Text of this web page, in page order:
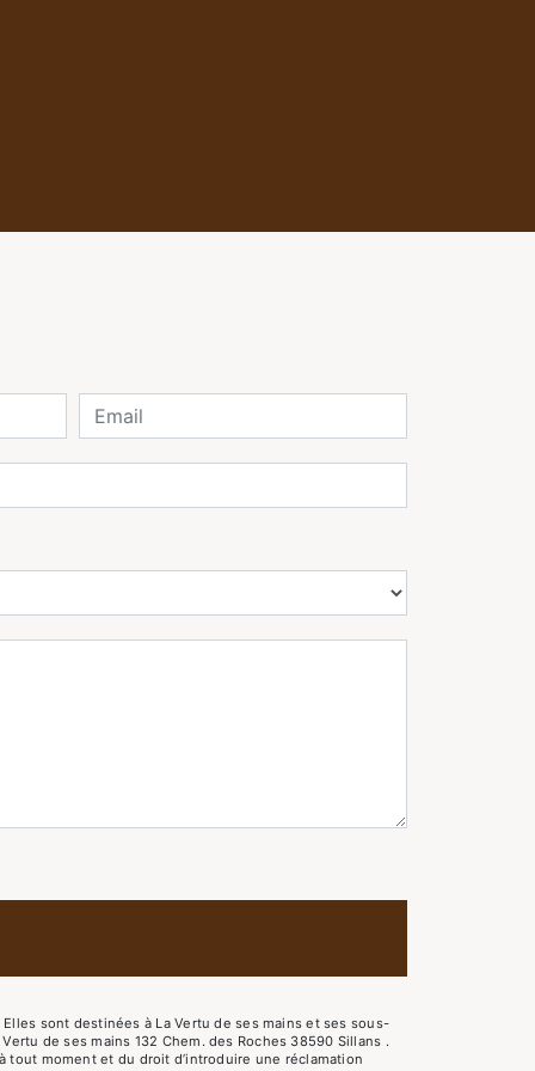
sont destinées à La Vertu de ses mains et ses sous-
de ses mains 132 Chem. des Roches 38590 Sillans .
tout moment et du droit d’introduire une réclamation